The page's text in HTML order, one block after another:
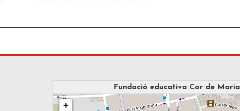
Fundació educativa Cor de Maria
loading map - please wait...
+